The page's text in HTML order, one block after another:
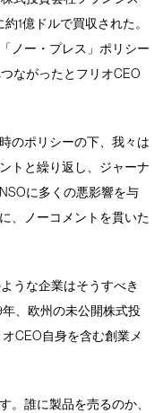
1億ドルで買収された。
ノー・プレス」ポリシー
ながったとフリオCEO
のポリシーの下、我々は
トと繰り返し、ジャーナ
に多くの悪影響を与
、ノーコメントを貫いた
うな企業はそうすべき
、欧州の未公開株式投
CEO自身を含む創業メ
。誰に製品を売るのか、